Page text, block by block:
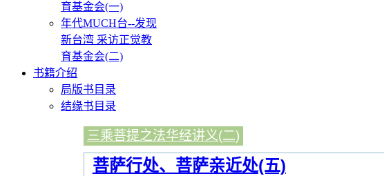
育基金会(一)
年代MUCH台--发现
新台湾 采访正觉教
育基金会(二)
书籍介绍
局版书目录
结缘书目录
三乘菩提之法华经讲义(二)
菩萨行处、菩萨亲近处(五)